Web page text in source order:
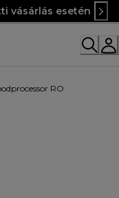
vásárlás esetén
RO